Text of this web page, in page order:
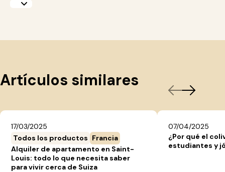
Artículos similares
17/03/2025
Todos los productos Francia
Alquiler de apartamento en Saint-
Louis: todo lo que necesita saber
para vivir cerca de Suiza
07/04/2025
¿Por qué el
estudiantes y